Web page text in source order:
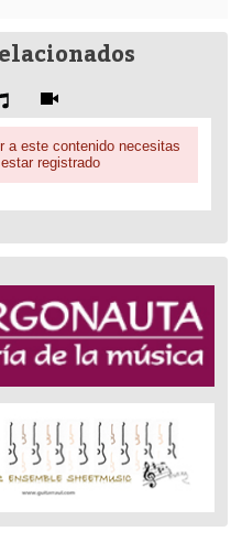
a este contenido necesitas
estar registrado